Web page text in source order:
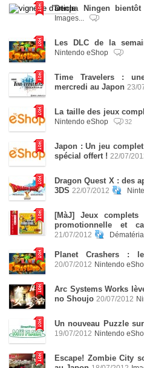
Denpa Ningen
Images...
Les DLC de la
Nintendo eShop
Time Travelers :
mercredi au Japon 23/
La taille des jeux
Nintendo eShop
32
Japon : Un jeu
spécial offert ! 22/07/
Dragon Quest X : des
3DS 22/07/2012
[MàJ] Jeux
promotionnelle et
21/07/2012
Planet Crashers :
20/07/2012 Nintendo
Arc Systems Works
no Shoujo 20/07/2012
Un nouveau Puzzle
19/07/2012 Nintendo
Escape! Zombie City